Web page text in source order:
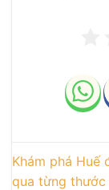
Khám phá Huế
qua từng thước